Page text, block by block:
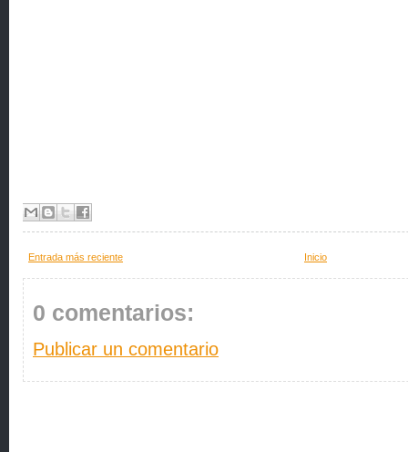
Entrada más reciente Inicio
0 comentarios:
Publicar un comentario